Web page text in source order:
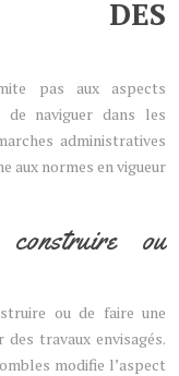
DES
pas aux aspects
naviguer dans les
administratives
aux normes en vigueur
ou
ou de faire une
travaux envisagés.
modifie l’aspect